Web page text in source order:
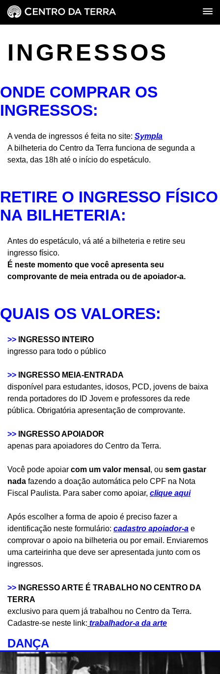
INGRESSOS
ONDE COMPRAR OS
INGRESSOS:
A venda de ingressos é feita no site: Sympla
A bilheteria do Centro da Terra funciona de segunda a
sexta, das 18h até o início do espetáculo.
RETIRE O INGRESSO FÍSICO
NA BILHETERIA:
Antes do espetáculo, vá até a bilheteria e retire seu
ingresso físico.
É neste momento que você apresenta seu
comprovante de meia entrada ou de apoiador-a.
QUAIS OS VALORES:
>>
INGRESSO INTEIRO
ingresso para todo o público
>>
INGRESSO MEIA-ENTRADA
disponível para estudantes, idosos, PCD, jovens de baixa
renda portadores do ID Jovem e professores da rede
pública. Obrigatória apresentação de comprovante.
>>
INGRESSO APOIADOR
apenas para apoiadores do Centro da Terra.
Você pode apoiar com um valor mensal , ou sem gastar
nada fazendo a doação automática pelo CPF na Nota
Fiscal Paulista. Para saber como apoiar, clique aqui
Após escolher a forma de apoio é preciso fazer a
identificação neste formulário: cadastro apoiador-a e
comprovar o apoio na bilheteria ou por email. Enviaremos
uma carteirinha que deve ser apresentada junto com os
ingressos.
>>
INGRESSO ARTE É TRABALHO NO CENTRO DA
TERRA
exclusivo para quem já trabalhou no Centro da Terra.
Cadastre-se neste link: trabalhador-a da arte
DANÇA